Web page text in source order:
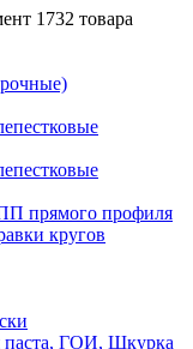
1732 товара
прямого профиля
кругов
паста, ГОИ, Шкурка